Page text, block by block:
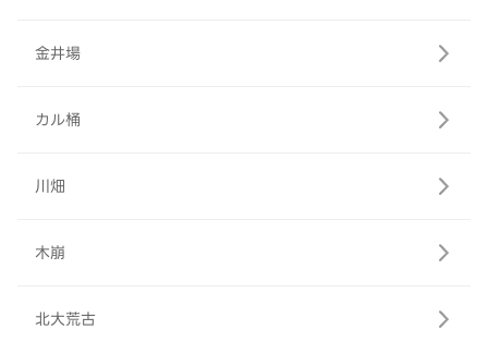
金井場
カル桶
川畑
木崩
北大荒古